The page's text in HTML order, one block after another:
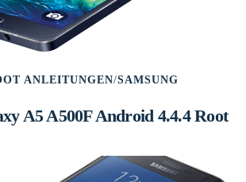
ANLEITUNGEN/SAMSUNG
A5 A500F Android 4.4.4 Root